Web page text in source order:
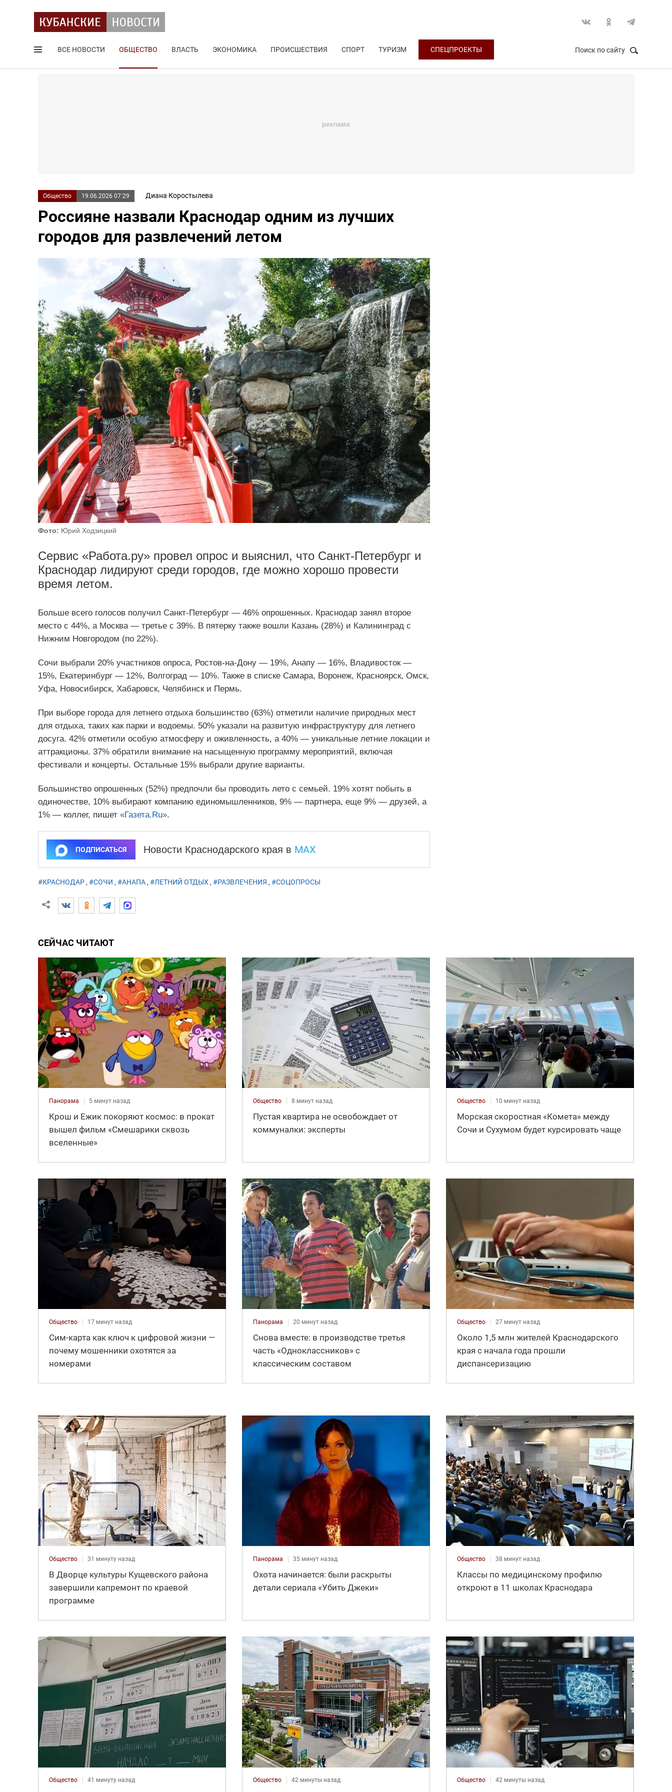
ВСЕ НОВОСТИ ОБЩЕСТВО ВЛАСТЬ ЭКОНОМИКА ПРОИСШЕСТВИЯ СПОРТ ТУРИЗМ СПЕЦПРОЕКТЫ Поиск по сайту
Общество 19.06.2026 07:29 Диана Коростылева
Россияне назвали Краснодар одним из лучших
городов для развлечений летом
Фото: Юрий Ходзицкий
Сервис «Работа.ру» провел опрос и выяснил, что Санкт-Петербург и
Краснодар лидируют среди городов, где можно хорошо провести
время летом.
Больше всего голосов получил Санкт-Петербург — 46% опрошенных. Краснодар занял второе
место с 44%, а Москва — третье с 39%. В пятерку также вошли Казань (28%) и Калининград с
Нижним Новгородом (по 22%).
Сочи выбрали 20% участников опроса, Ростов-на-Дону — 19%, Анапу — 16%, Владивосток —
15%, Екатеринбург — 12%, Волгоград — 10%. Также в списке Самара, Воронеж, Красноярск, Омск,
Уфа, Новосибирск, Хабаровск, Челябинск и Пермь.
При выборе города для летнего отдыха большинство (63%) отметили наличие природных мест
для отдыха, таких как парки и водоемы. 50% указали на развитую инфраструктуру для летнего
досуга. 42% отметили особую атмосферу и оживленность, а 40% — уникальные летние локации и
аттракционы. 37% обратили внимание на насыщенную программу мероприятий, включая
фестивали и концерты. Остальные 15% выбрали другие варианты.
Большинство опрошенных (52%) предпочли бы проводить лето с семьей. 19% хотят побыть в
одиночестве, 10% выбирают компанию единомышленников, 9% — партнера, еще 9% — друзей, а
1% — коллег, пишет «Газета.Ru».
ПОДПИСАТЬСЯ Новости Краснодарского края в MAX
#КРАСНОДАР, #СОЧИ , #АНАПА, #ЛЕТНИЙ ОТДЫХ, #РАЗВЛЕЧЕНИЯ , #СОЦОПРОСЫ
СЕЙЧАС ЧИТАЮТ
Панорама 5 минут назад
Крош и Ежик покоряют космос: в прокат
вышел фильм «Смешарики сквозь
вселенные»
Общество 8 минут назад
Пустая квартира не освобождает от
коммуналки: эксперты
Общество 10 минут назад
Морская скоростная «Комета» между
Сочи и Сухумом будет курсировать чаще
Общество 17 минут назад
Сим-карта как ключ к цифровой жизни —
почему мошенники охотятся за
номерами
Панорама 20 минут назад
Снова вместе: в производстве третья
часть «Одноклассников» с
классическим составом
Общество 27 минут назад
Около 1,5 млн жителей Краснодарского
края с начала года прошли
диспансеризацию
Общество 31 минуту назад
В Дворце культуры Кущевского района
завершили капремонт по краевой
программе
Панорама 35 минут назад
Охота начинается: были раскрыты
детали сериала «Убить Джеки»
Общество 38 минут назад
Классы по медицинскому профилю
откроют в 11 школах Краснодара
Общество 41 минуту назад Общество 42 минуты назад Общество 42 минуты назад